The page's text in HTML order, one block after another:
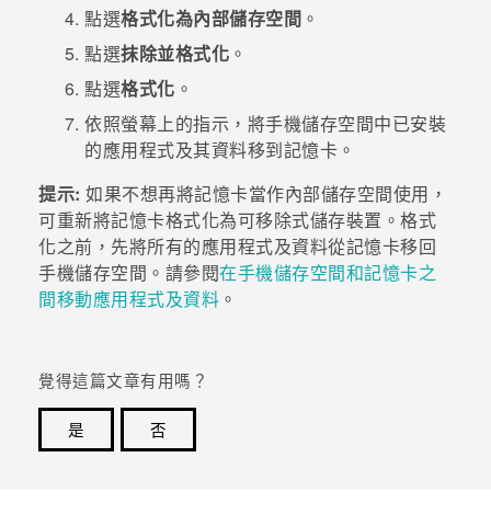
點選格式化為內部儲存空間 。
點選抹除並格式化 。
點選格式化 。
依照螢幕上的指示，將手機儲存空間中已安裝
的應用程式及其資料移到記憶卡。
提示: 如果不想再將記憶卡當作內部儲存空間使用，
可重新將記憶卡格式化為可移除式儲存裝置。格式
化之前，先將所有的應用程式及資料從記憶卡移回
手機儲存空間。請參閱在手機儲存空間和記憶卡之
間移動應用程式及資料 。
覺得這篇文章有用嗎？
是
否